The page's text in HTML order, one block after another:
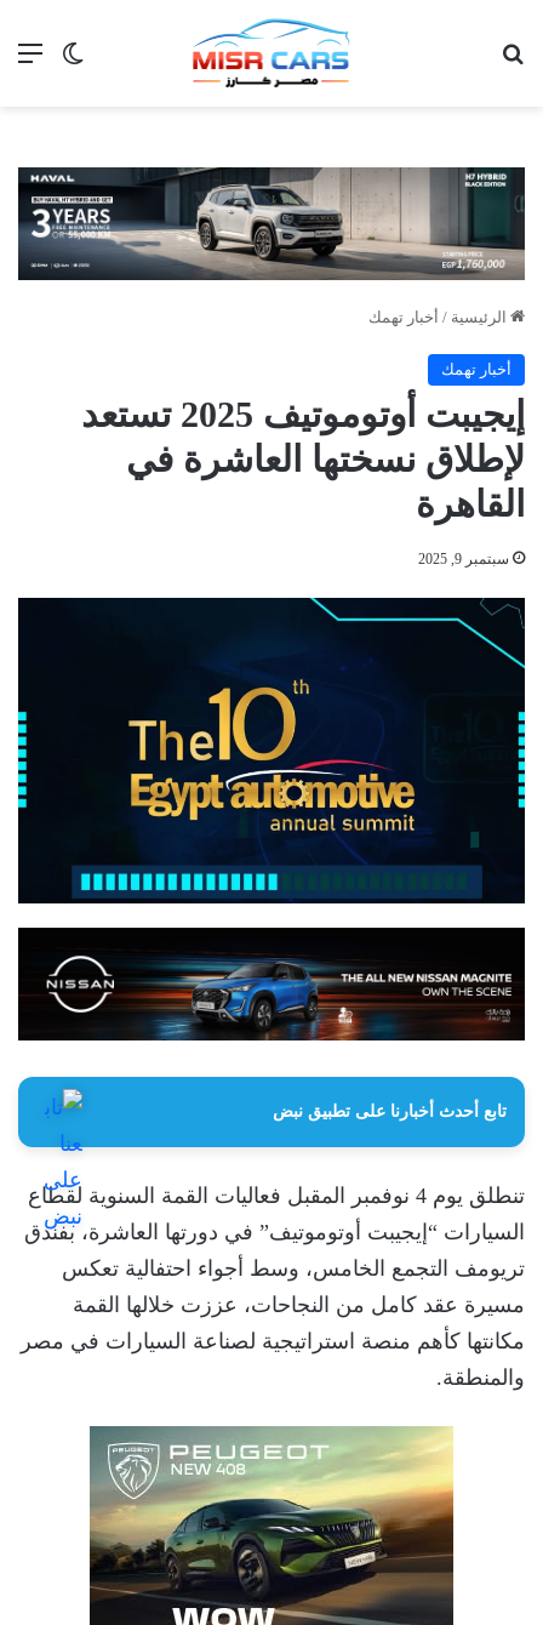
الوضع
الرئيسية / أخبار تهمك
أخبار تهمك
إيجيبت أوتوموتيف 2025 تستعد
لإطلاق نسختها العاشرة في
القاهرة
سبتمبر 9, 2025
تابع أحدث أخبارنا على تطبيق نبض
تنطلق يوم 4 نوفمبر المقبل فعاليات القمة السنوية لقطاع
السيارات “إيجيبت أوتوموتيف” في دورتها العاشرة، بفندق
تريومف التجمع الخامس، وسط أجواء احتفالية تعكس
مسيرة عقد كامل من النجاحات، عززت خلالها القمة
مكانتها كأهم منصة استراتيجية لصناعة السيارات في مصر
والمنطقة.